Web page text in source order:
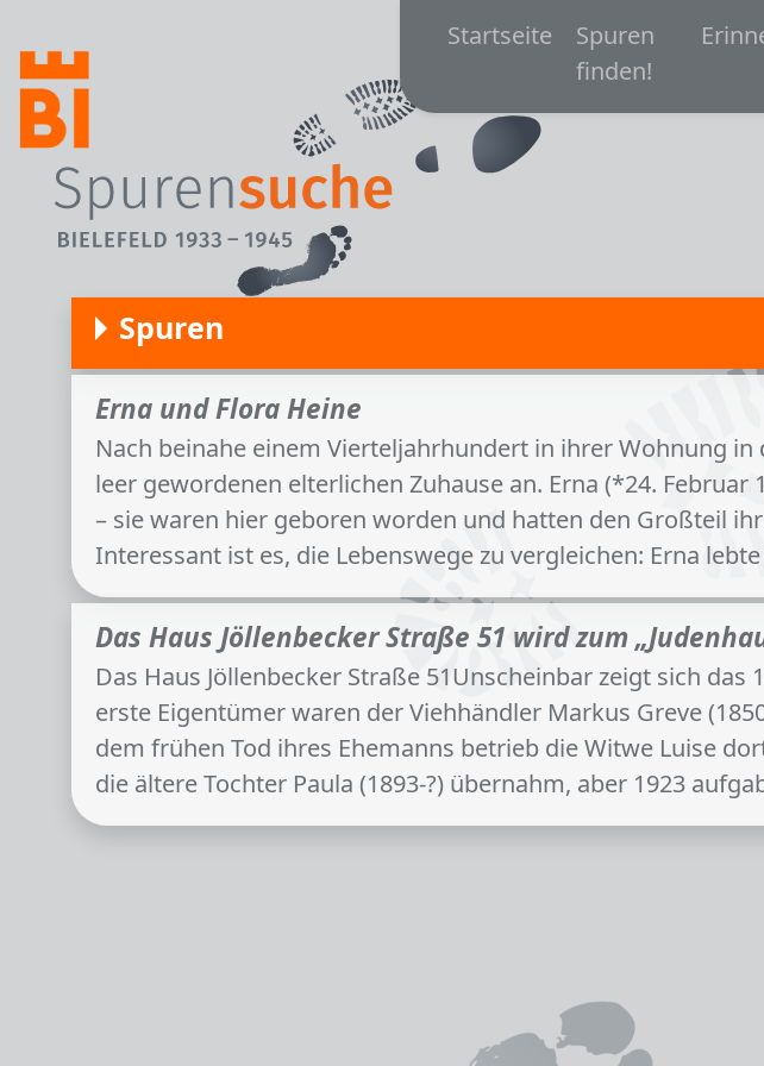
Zur Startseite von
Main
Startseite
Spuren
finden!
Spuren
Erna und Flora Heine
Nach beinahe einem Vierteljahrhundert in ihrer Wohnung
leer gewordenen elterlichen Zuhause an. Erna (*24.
– sie waren hier geboren worden und hatten den Großteil
Interessant ist es, die Lebenswege zu vergleichen: Erna
Das Haus Jöllenbecker Straße 51 wird zum
Das Haus Jöllenbecker Straße 51Unscheinbar zeigt sich
erste Eigentümer waren der Viehhändler Markus Greve
dem frühen Tod ihres Ehemanns betrieb die Witwe Luise
die ältere Tochter Paula (1893-?) übernahm, aber 1923